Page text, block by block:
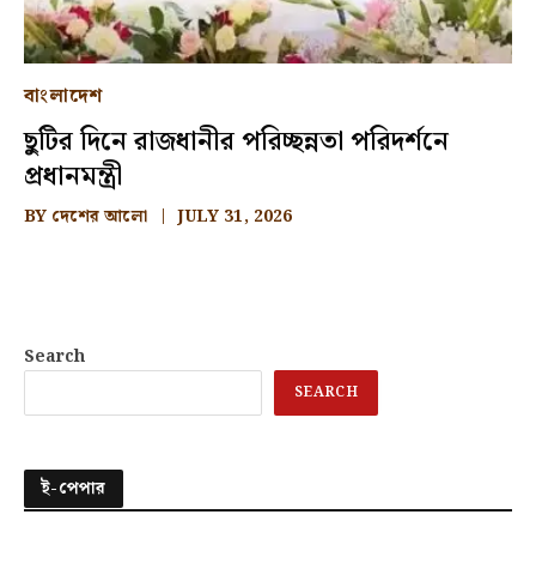
বাংলাদেশ
ছুটির দিনে রাজধানীর পরিচ্ছন্নতা পরিদর্শনে
প্রধানমন্ত্রী
BY দেশের আলো JULY 31, 2026
Search
SEARCH
ই-পেপার